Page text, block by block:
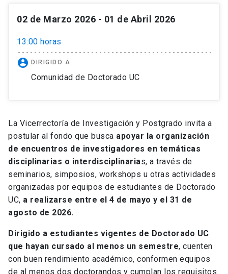
02 de Marzo 2026 - 01 de Abril 2026
13:00 horas
account_circle DIRIGIDO A
Comunidad de Doctorado UC
La Vicerrectoría de Investigación y Postgrado invita a
postular al fondo que busca apoyar la organización
de encuentros de investigadores en temáticas
disciplinarias o interdisciplinarias, a través de
seminarios, simposios, workshops u otras actividades
organizadas por equipos de estudiantes de Doctorado
UC, a realizarse entre el 4 de mayo y el 31 de
agosto de 2026.
Dirigido a estudiantes vigentes de Doctorado UC
que hayan cursado al menos un semestre, cuenten
con buen rendimiento académico, conformen equipos
de al menos dos doctorandos y cumplan los requisitos